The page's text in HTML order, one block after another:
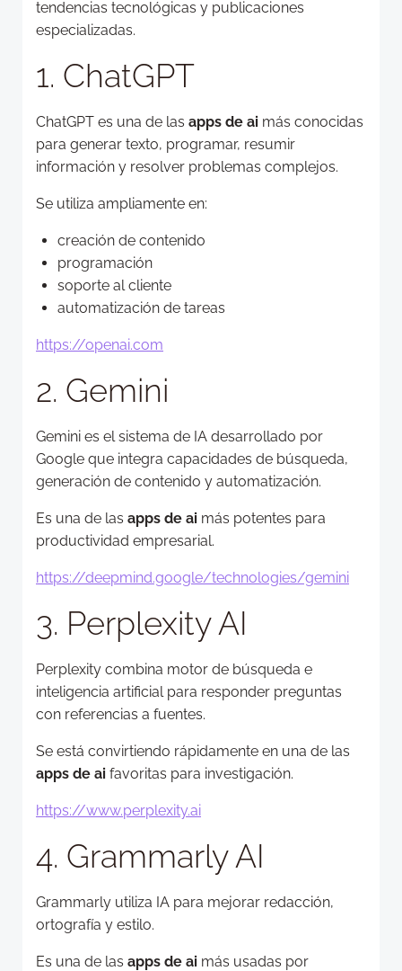
tendencias tecnológicas y publicaciones
especializadas.
1. ChatGPT
ChatGPT es una de las apps de ai más conocidas
para generar texto, programar, resumir
información y resolver problemas complejos.
Se utiliza ampliamente en:
creación de contenido
programación
soporte al cliente
automatización de tareas
https://openai.com
2. Gemini
Gemini es el sistema de IA desarrollado por
Google que integra capacidades de búsqueda,
generación de contenido y automatización.
Es una de las apps de ai más potentes para
productividad empresarial.
https://deepmind.google/technologies/gemini
3. Perplexity AI
Perplexity combina motor de búsqueda e
inteligencia artificial para responder preguntas
con referencias a fuentes.
Se está convirtiendo rápidamente en una de las
apps de ai favoritas para investigación.
https://www.perplexity.ai
4. Grammarly AI
Grammarly utiliza IA para mejorar redacción,
ortografía y estilo.
Es una de las apps de ai más usadas por